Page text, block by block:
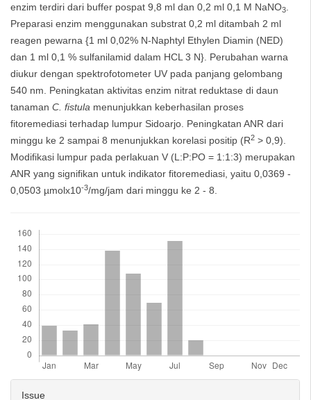
enzim terdiri dari buffer pospat 9,8 ml dan 0,2 ml 0,1 M NaNO3
Preparasi enzim menggunakan substrat 0,2 ml ditambah 2 ml
reagen pewarna {1 ml 0,02% N-Naphtyl Ethylen Diamin (NED)
dan 1 ml 0,1 % sulfanilamid dalam HCL 3 N}. Perubahan warna
diukur dengan spektrofotometer UV pada panjang gelombang
540 nm. Peningkatan aktivitas enzim nitrat reduktase di daun
tanaman C. fistula menunjukkan keberhasilan proses
fitoremediasi terhadap lumpur Sidoarjo. Peningkatan ANR dari
minggu ke 2 sampai 8 menunjukkan korelasi positip (R2 > 0,9).
Modifikasi lumpur pada perlakuan V (L:P:PO = 1:1:3) merupakan
ANR yang signifikan untuk indikator fitoremediasi, yaitu 0,0369 -
0,0503 µmolx10-3/mg/jam dari minggu ke 2 - 8.
Article
Issue